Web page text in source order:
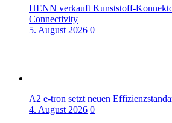
HENN verkauft Kunststoff-
Connectivity
5. August 2026 0
A2 e-tron setzt neuen
4. August 2026 0